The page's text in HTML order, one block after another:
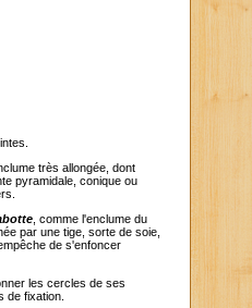
très allongée, dont
pyramidale, conique ou
, comme l'enclume du
par une tige, sorte de soie,
de s'enfoncer
les cercles de ses
de fixation.